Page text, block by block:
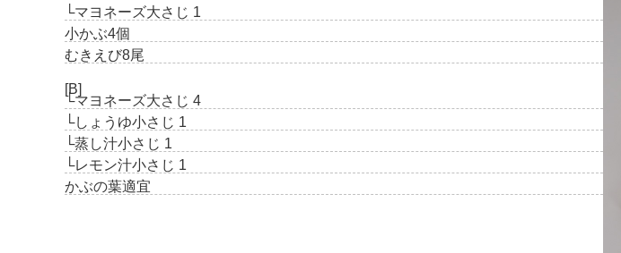
└マヨネーズ大さじ 1
小かぶ4個
むきえび8尾
[B]
└マヨネーズ大さじ 4
└しょうゆ小さじ 1
└蒸し汁小さじ 1
└レモン汁小さじ 1
かぶの葉適宜